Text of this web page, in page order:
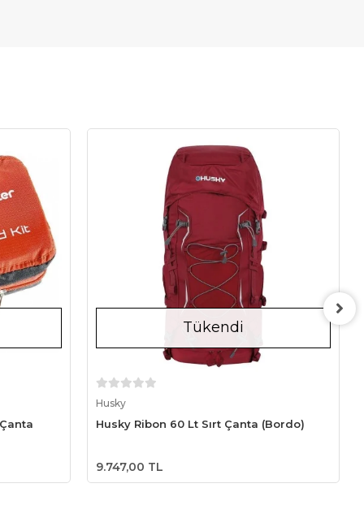
Tükendi
Husky
Husky Ribon 60 Lt Sırt Çanta (Bordo)
9.747,00 TL